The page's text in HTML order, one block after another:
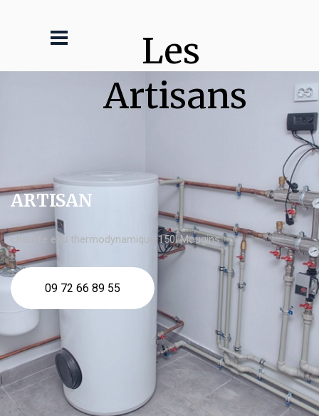
Les
Artisans
ARTISAN
chauffe eau thermodynamique 150l Mougins
09 72 66 89 55